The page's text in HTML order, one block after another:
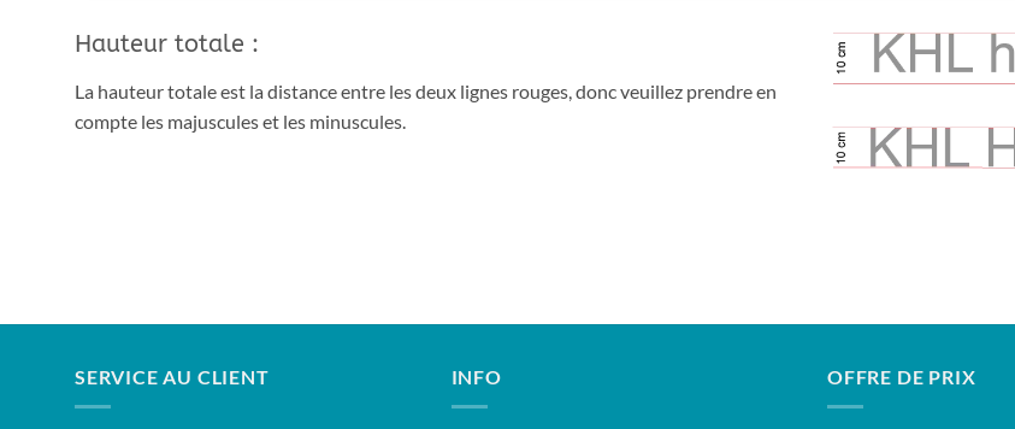
Hauteur totale :
La hauteur totale est la distance entre les deux lignes rouges, donc veuillez prendre en
compte les majuscules et les minuscules.
SERVICE AU CLIENT INFO OFFRE DE PRIX